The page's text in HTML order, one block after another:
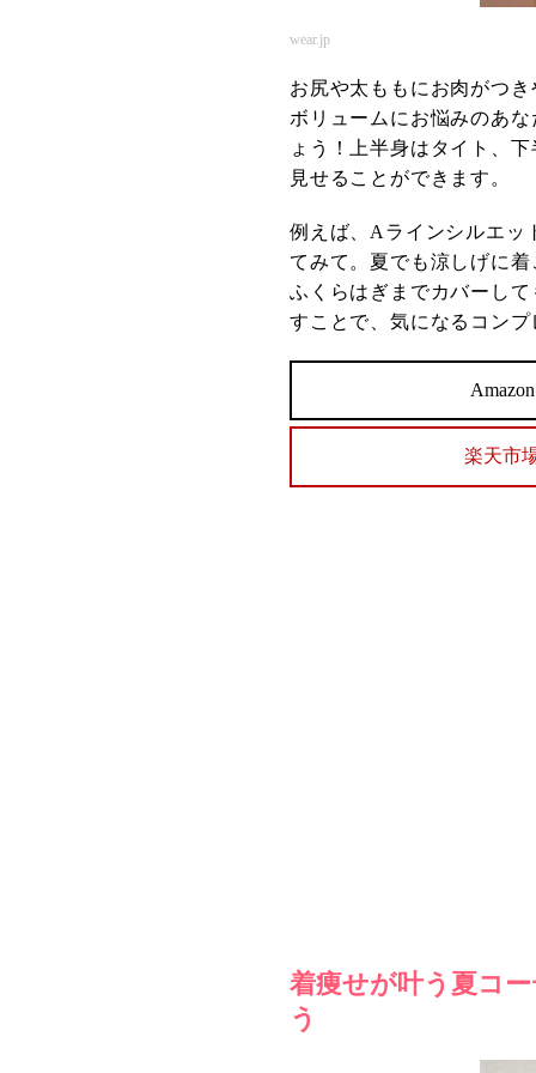
wear.jp
お尻や太ももにお肉がつ
ボリュームにお悩みのあ
ょう！上半身はタイト、
見せることができます。
例えば、Aラインシルエッ
てみて。夏でも涼しげに
ふくらはぎまでカバーし
すことで、気になるコン
楽天市
着痩せが叶う夏コ
う